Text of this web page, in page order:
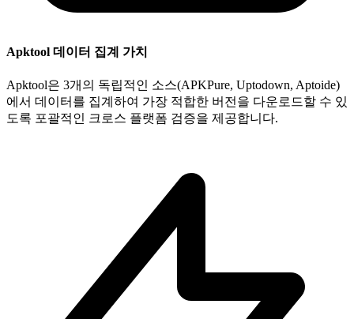
Apktool 데이터 집계 가치
Apktool은 3개의 독립적인 소스(APKPure, Uptodown, Aptoide)
에서 데이터를 집계하여 가장 적합한 버전을 다운로드할 수 있
도록 포괄적인 크로스 플랫폼 검증을 제공합니다.